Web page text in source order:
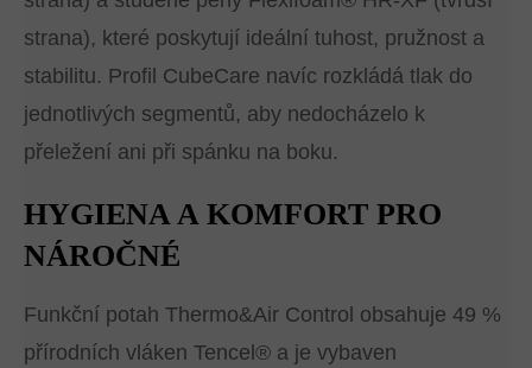
strana), které poskytují ideální tuhost, pružnost a
stabilitu. Profil CubeCare navíc rozkládá tlak do
jednotlivých segmentů, aby nedocházelo k
přeležení ani při spánku na boku.
HYGIENA A KOMFORT PRO
NÁROČNÉ
Funkční potah Thermo&Air Control obsahuje 49 %
přírodních vláken Tencel® a je vybaven